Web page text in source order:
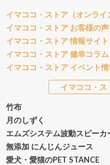
イマココ・ストア（オンライ
イマココ・ストア お客様の声
イマココ・ストア 情報サイ
イマココ・ストア 健幸コラム
イマココ・ストア イベント情
イマココ・ス
竹布
月のしずく
エムズシステム波動スピーカ
無添加 にんじんジュース
愛犬・愛猫のPET STANCE